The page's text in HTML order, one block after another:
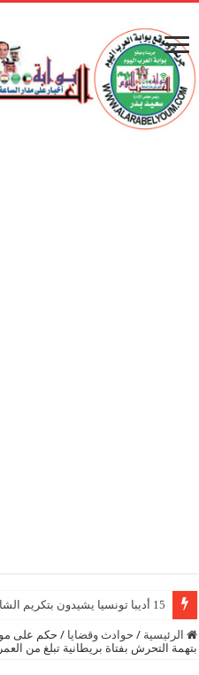
15 أديبا تونسيا يشيدون بتكريم الشاعر علي الدرورة
الرئيسية / حوادث وقضايا /
بتهمة التحرش بفتاة بريطانية تبلغ من العمر 13 عاماً